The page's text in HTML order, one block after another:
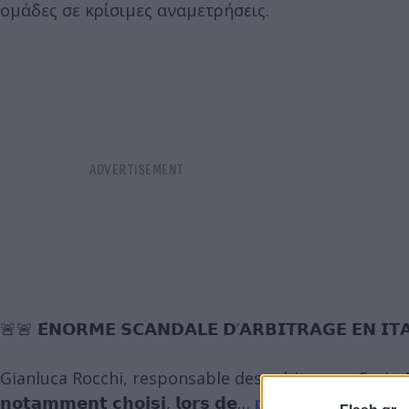
ομάδες σε κρίσιμες αναμετρήσεις.
🚨🚨 𝗘́𝗡𝗢𝗥𝗠𝗘 𝗦𝗖𝗔𝗡𝗗𝗔𝗟𝗘 𝗗’𝗔𝗥𝗕𝗜𝗧𝗥𝗔𝗚𝗘 𝗘𝗡
Gianluca Rocchi, responsable des arbitres en
𝗻𝗼𝘁𝗮𝗺𝗺𝗲𝗻𝘁 𝗰𝗵𝗼𝗶𝘀𝗶, 𝗹𝗼𝗿𝘀 𝗱𝗲… pic.twitter.com/